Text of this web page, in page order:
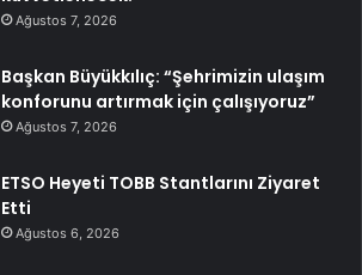
Ağustos 7, 2026
Başkan Büyükkılıç: “Şehrimizin ulaşım
konforunu artırmak için çalışıyoruz”
Ağustos 7, 2026
ETSO Heyeti TOBB Stantlarını Ziyaret
Etti
Ağustos 6, 2026